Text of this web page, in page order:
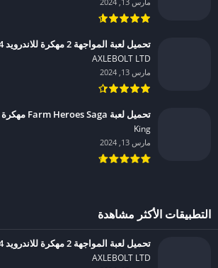
تحميل لعبة المواجهة 2 مهكرة للاندرويد 2024
AXLEBOLT LTD‏
مارس 13, 2024
تحميل لعبة Farm Heroes Saga مهكرة للاندرويد 2024
King‏
مارس 13, 2024
التطبيقات الأكثر مشاهدة
تحميل لعبة المواجهة 2 مهكرة للاندرويد 2024
AXLEBOLT LTD‏